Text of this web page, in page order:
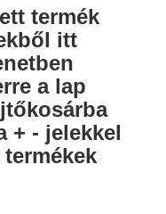
termék
itt
a lap
+ - jelekkel